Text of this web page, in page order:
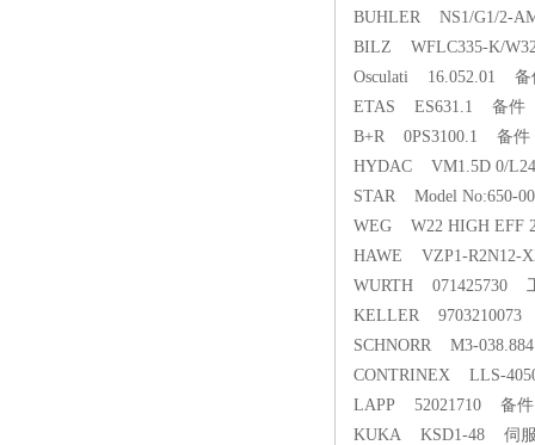
BUHLER NS1/G1/2-
BILZ WFLC335-K/
Osculati 16.052.01 备
ETAS ES631.1 备件
B+R 0PS3100.1 备件
HYDAC VM1.5D 0/
STAR Model No:650-
WEG W22 HIGH EFF
HAWE VZP1-R2N12-
WURTH 071425730
KELLER 9703210073
SCHNORR M3-
CONTRINEX LLS-
LAPP 52021710 备件
KUKA KSD1-48 伺服